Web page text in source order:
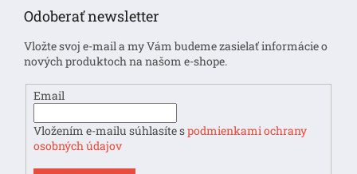
Odoberať newsletter
Vložte svoj e-mail a my Vám budeme zasielať informácie o
nových produktoch na našom e-shope.
Email
Vložením e-mailu súhlasíte spodmienkami ochrany
osobných údajov